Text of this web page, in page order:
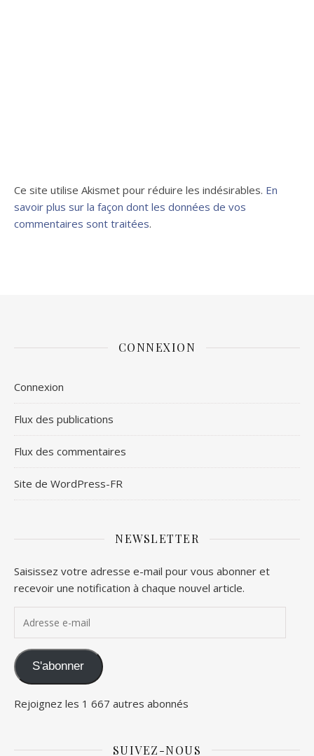
Ce site utilise Akismet pour réduire les indésirables. En
savoir plus sur la façon dont les données de vos
commentaires sont traitées.
CONNEXION
Connexion
Flux des publications
Flux des commentaires
Site de WordPress-FR
NEWSLETTER
Saisissez votre adresse e-mail pour vous abonner et
recevoir une notification à chaque nouvel article.
S'abonner
Rejoignez les 1 667 autres abonnés
SUIVEZ-NOUS